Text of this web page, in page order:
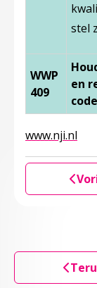
stel
WWP
409
en
www.nji.nl